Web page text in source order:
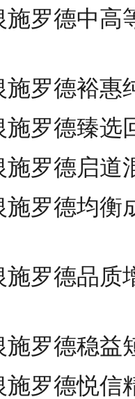
施罗德中
施罗德裕
施罗德臻
施罗德启
施罗德均
施罗德品
施罗德稳
施罗德悦